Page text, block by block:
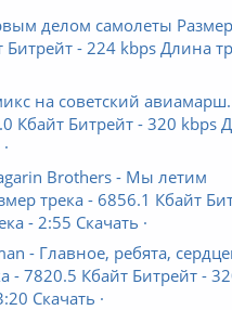
делом самолеты Размер
Битрейт - 224 kbps Длина
на советский авиамарш.
Кбайт Битрейт - 320 kbps
Brothers - Мы летим
трека - 6856.1 Кбайт
- 2:55 Скачать ·
- Главное, ребята,
- 7820.5 Кбайт Битрейт -
Скачать ·